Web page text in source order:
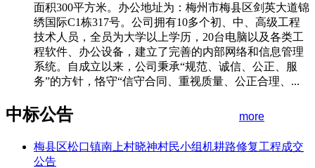
面积300平方米。办公地址为：梅州市梅县区剑英大道锦
绣国际C1栋317号。公司拥有10多个初、中、高级工程
技术人员，全员为大学以上学历，20台电脑以及各类工
程软件、办公设备，建立了完善的内部网络和信息管理
系统。自成立以来，公司秉承“规范、诚信、公正、服
务”的方针，恪守“信守合同、重视质量、公正合理、...
中标公告 more
梅县区松口镇南上村晓神村民小组机耕路修复工程成交
公告